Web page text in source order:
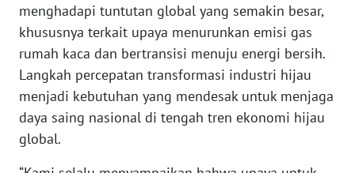
menghadapi tuntutan global yang semakin besar,
khususnya terkait upaya menurunkan emisi gas
rumah kaca dan bertransisi menuju energi bersih.
Langkah percepatan transformasi industri hijau
menjadi kebutuhan yang mendesak untuk menjaga
daya saing nasional di tengah tren ekonomi hijau
global.
WN
NTB
WN
SULTENG
WN